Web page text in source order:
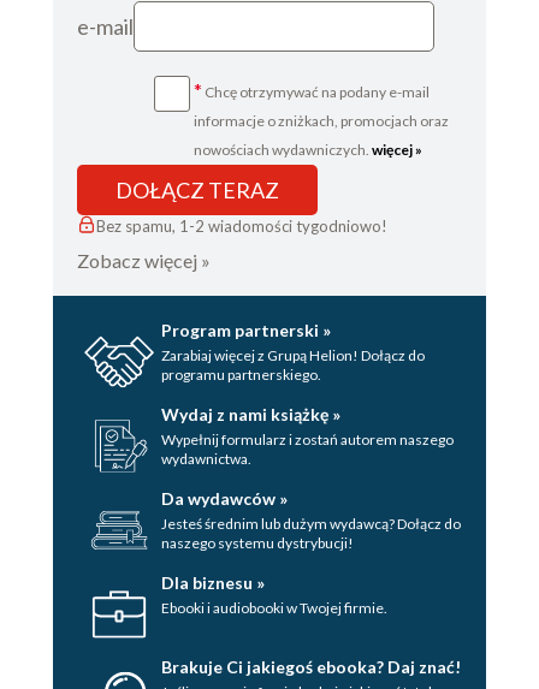
e-mail
* Chcę otrzymywać na podany e-mail
informacje o zniżkach, promocjach oraz
nowościach wydawniczych. więcej »
DOŁĄCZ TERAZ
Bez spamu, 1-2 wiadomości tygodniowo!
Zobacz więcej »
Program partnerski »
Zarabiaj więcej z Grupą Helion! Dołącz do
programu partnerskiego.
Wydaj z nami książkę »
Wypełnij formularz i zostań autorem naszego
wydawnictwa.
Da wydawców »
Jesteś średnim lub dużym wydawcą? Dołącz do
naszego systemu dystrybucji!
Dla biznesu »
Ebooki i audiobooki w Twojej firmie.
Brakuje Ci jakiegoś ebooka? Daj znać!